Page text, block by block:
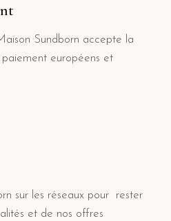
Sundborn accepte la
européens et
sur les réseaux pour rester
et de nos offres